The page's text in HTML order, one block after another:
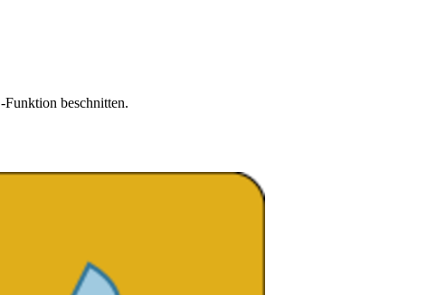
-Funktion beschnitten.